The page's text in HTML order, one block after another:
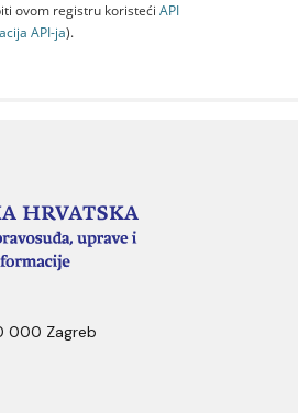
ovom registru koristeći API
API-jа).